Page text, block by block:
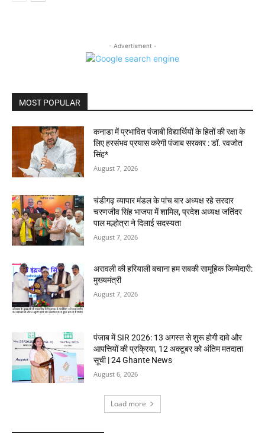
- Advertisment -
MOST POPULAR
कनाडा में प्रभावित पंजाबी विद्यार्थियों के हितों की रक्षा के
लिए हरसंभव प्रयास करेगी पंजाब सरकार : डॉ. रवजोत
सिंह*
August 7, 2026
चंडीगढ़ व्यापार मंडल के पांच बार अध्यक्ष रहे सरदार
चरणजीव सिंह भाजपा में शामिल, प्रदेश अध्यक्ष जतिंदर
पाल मल्होत्रा ने दिलाई सदस्यता
August 7, 2026
अरावली की हरियाली बचाना हम सबकी सामूहिक जिम्मेदारी:
मुख्यमंत्री
August 7, 2026
पंजाब में SIR 2026: 13 अगस्त से शुरू होगी दावे और
आपत्तियों की प्रक्रिया, 12 अक्टूबर को अंतिम मतदाता
सूची | 24 Ghante News
August 6, 2026
Load more